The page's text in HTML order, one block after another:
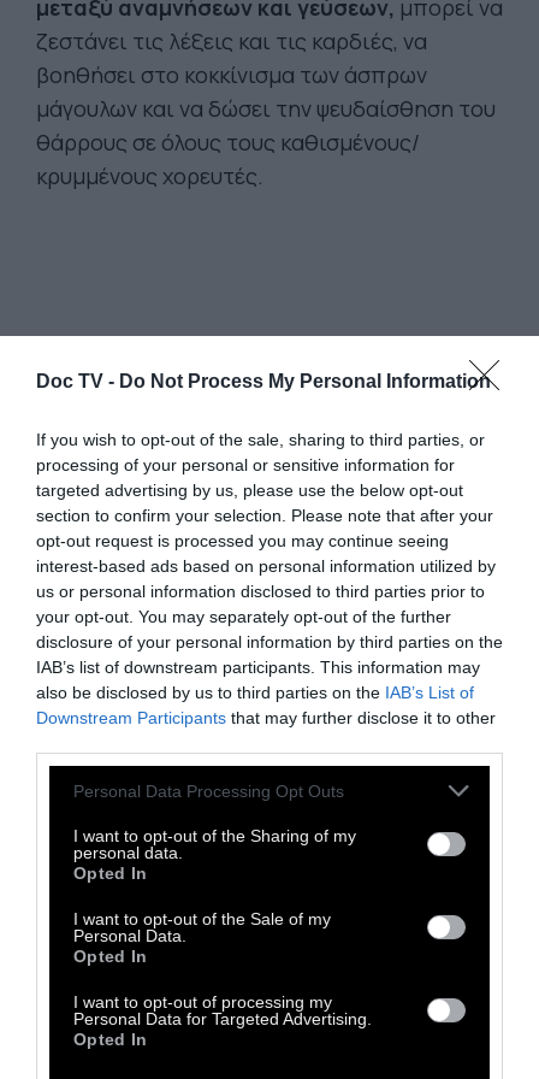
Doc TV - Do Not Process My Personal Information
If you wish to opt-out of the sale, sharing to third parties, or
processing of your personal or sensitive information for
targeted advertising by us, please use the below opt-out
section to confirm your selection. Please note that after your
opt-out request is processed you may continue seeing
interest-based ads based on personal information utilized by
us or personal information disclosed to third parties prior to
your opt-out. You may separately opt-out of the further
disclosure of your personal information by third parties on the
IAB’s list of downstream participants. This information may
also be disclosed by us to third parties on the IAB’s List of
Downstream Participants that may further disclose it to other
Personal Data Processing Opt Outs
I want to opt-out of the Sharing of my
personal data.
Opted In
I want to opt-out of the Sale of my
Personal Data.
Opted In
I want to opt-out of processing my
Personal Data for Targeted Advertising.
Opted In
μεταξύ αναμνήσεων και γεύσεων, μπορεί να
ζεστάνει τις λέξεις και τις καρδιές, να
βοηθήσει στο κοκκίνισμα των άσπρων
μάγουλων και να δώσει την ψευδαίσθηση του
θάρρους σε όλους τους καθισμένους/
κρυμμένους χορευτές.